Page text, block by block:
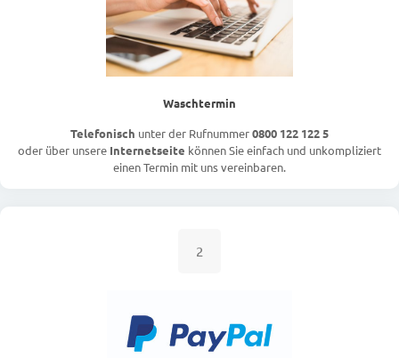
Waschtermin
Telefonisch unter der Rufnummer0800 122 122 5
oder über unsere Internetseite können Sie einfach und unkompliziert
einen Termin mit uns vereinbaren.
2